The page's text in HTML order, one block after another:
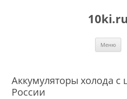
10ki.ru
Меню
Аккумуляторы холода
России